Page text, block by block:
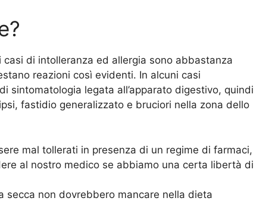
di intolleranza ed allergia sono abbastanza
reazioni così evidenti. In alcuni casi
sintomatologia legata all’apparato digestivo, quindi
fastidio generalizzato e bruciori nella zona dello
mal tollerati in presenza di un regime di farmaci,
al nostro medico se abbiamo una certa libertà di
secca non dovrebbero mancare nella dieta